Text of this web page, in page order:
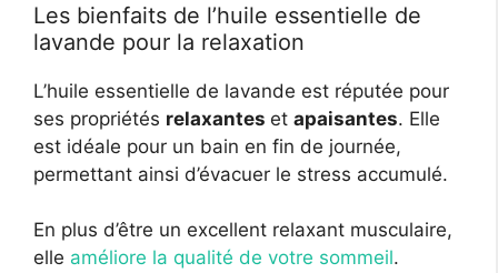
Les bienfaits de l’huile essentielle de
lavande pour la relaxation
L’huile essentielle de lavande est réputée pour
ses propriétés relaxantes et apaisantes. Elle
est idéale pour un bain en fin de journée,
permettant ainsi d’évacuer le stress accumulé.
En plus d’être un excellent relaxant musculaire,
elle améliore la qualité de votre sommeil.